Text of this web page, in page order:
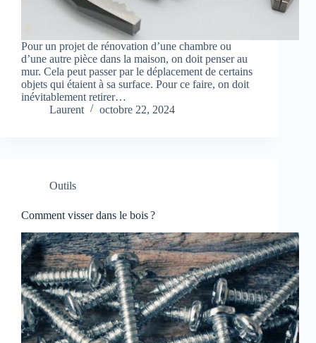
Pour un projet de rénovation d’une chambre ou
d’une autre pièce dans la maison, on doit penser au
mur. Cela peut passer par le déplacement de certains
objets qui étaient à sa surface. Pour ce faire, on doit
inévitablement retirer…
Laurent
octobre 22, 2024
Outils
Comment visser dans le bois ?